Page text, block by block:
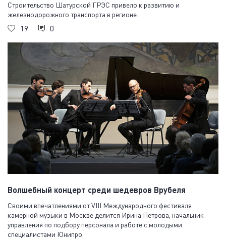
Строительство Шатурской ГРЭС привело к развитию и
железнодорожного транспорта в регионе.
19 0
Волшебный концерт среди шедевров Врубеля
Своими впечатлениями от VIII Международного фестиваля
камерной музыки в Москве делится Ирина Петрова, начальник
управления по подбору персонала и работе с молодыми
специалистами Юнипро.